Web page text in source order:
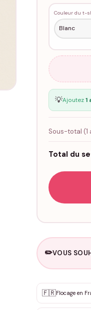
Couleur du t-
💡Ajoutez 1
Sous-total (1
Total du
✏️VOUS
✨
DEVIS
🇫🇷Flocage en